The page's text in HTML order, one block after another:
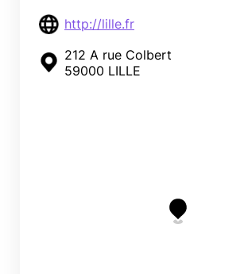
http://lille.fr
212 A rue Colbert
59000 LILLE